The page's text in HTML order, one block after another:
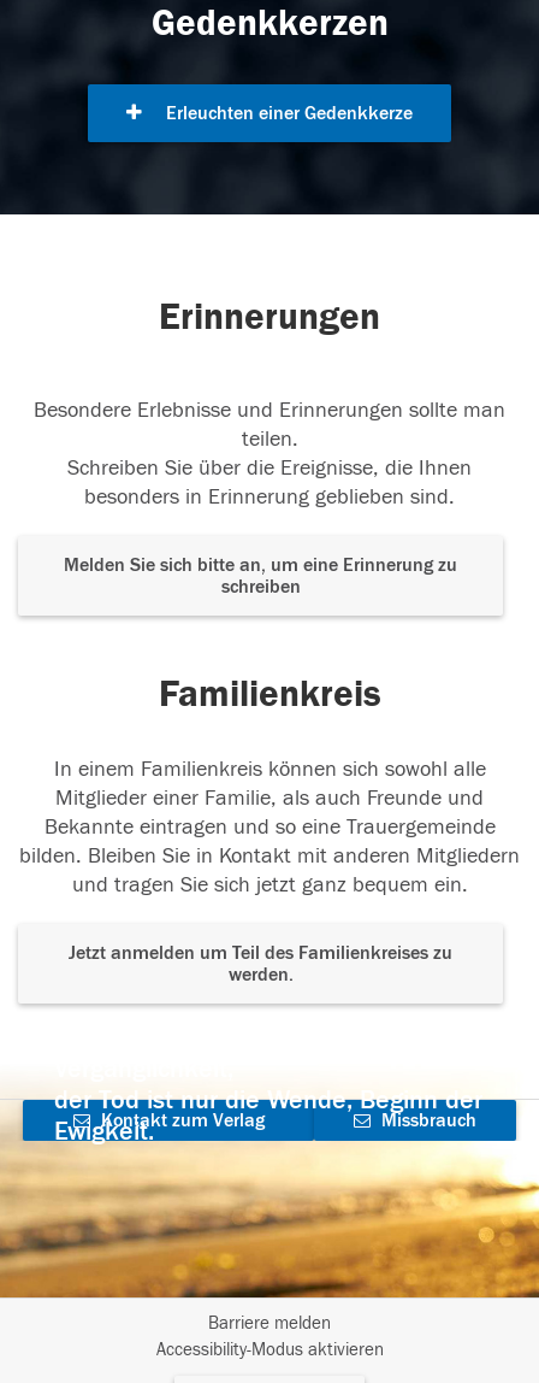
Gedenkkerzen
Erleuchten einer Gedenkkerze
Erinnerungen
Besondere Erlebnisse und Erinnerungen sollte man
teilen.
Schreiben Sie über die Ereignisse, die Ihnen
besonders in Erinnerung geblieben sind.
Melden Sie sich bitte an, um eine Erinnerung zu
schreiben
Familienkreis
In einem Familienkreis können sich sowohl alle
Mitglieder einer Familie, als auch Freunde und
Bekannte eintragen und so eine Trauergemeinde
bilden. Bleiben Sie in Kontakt mit anderen Mitgliedern
und tragen Sie sich jetzt ganz bequem ein.
Jetzt anmelden um Teil des Familienkreises zu
werden.
der Tod ist nur die Wende, Beginn der
Ewigkeit.
Kontakt zum Verlag
aufnehmen
Missbrauch
Barriere melden
Accessibility-Modus aktivieren